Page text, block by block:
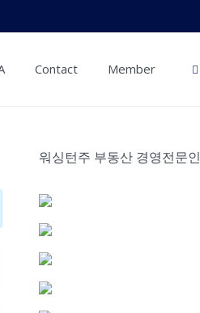
Contact Member
워싱턴주 부동산 경영전문인